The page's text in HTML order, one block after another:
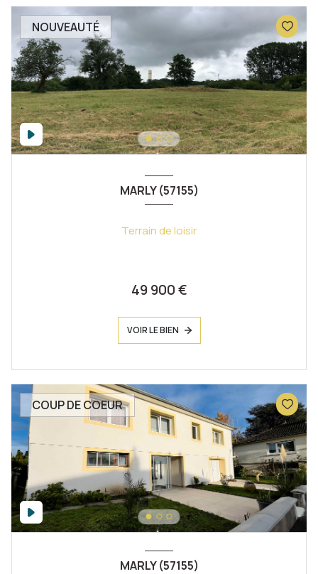
NOUVEAUTÉ
MARLY (57155)
Terrain de loisir
49 900 €
VOIR LE BIEN
COUP DE COEUR
MARLY (57155)